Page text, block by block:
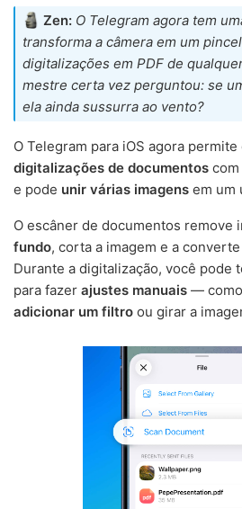
Zen: O Telegram agora tem
transforma a câmera em um
digitalizações em PDF de
mestre certa vez perguntou: se
ela ainda sussurra ao vento?
O Telegram para iOS agora
digitalizações de documentos
e pode unir várias imagens em um
O escâner de documentos remove
fundo, corta a imagem e a
Durante a digitalização, você pode
para fazer ajustes manuais —
adicionar um filtro ou girar a